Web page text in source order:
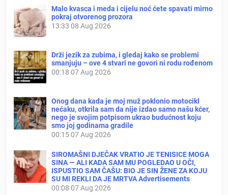
Malo kvasca i meda i cijelu noć ćete spavati mirno
pokraj otvorenog prozora
13:33 08 Aug 2026
Drži jezik za zubima, i gledaj kako se problemi
smanjuju – ove 4 stvari ne govori ni rodu rođenom
00:18 07 Aug 2026
Onog dana kada je moj muž poklonio motocikl
nećaku, otkrila sam da nije izdao samo našu kćer,
nego je svojim potpisom ukrao budućnost koju
smo joj godinama gradile
00:1507 Aug 2026
SIROMAŠNI DJEČAK VRATIO JE TENISICE MOGA
SINA — ALI KADA SAM MU POGLEDAO U OČI,
ISPUSTIO SAM ČAŠU: BIO JE SIN ŽENE ZA KOJU
SU MI REKLI DA JE MRTVA Advertisements
00:08 07 Aug 2026